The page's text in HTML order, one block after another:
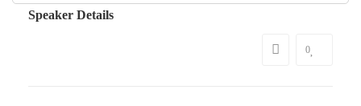
Speaker Details
0